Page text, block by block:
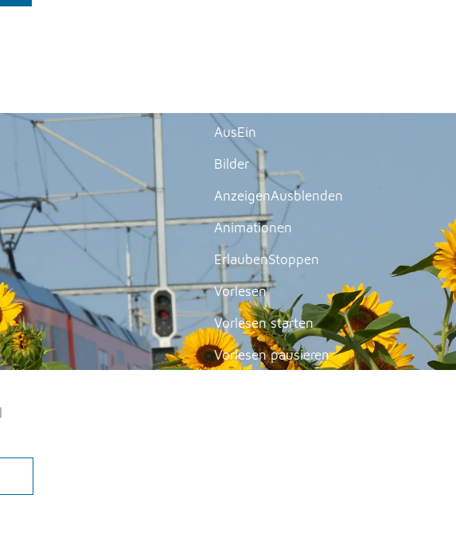
AusEin
Bilder
AnzeigenAusblenden
Animationen
ErlaubenStoppen
Vorlesen
Vorlesen starten
Vorlesen pausieren